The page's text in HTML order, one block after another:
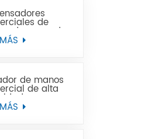
de
de mano de
negro de
de manos
de alta
para